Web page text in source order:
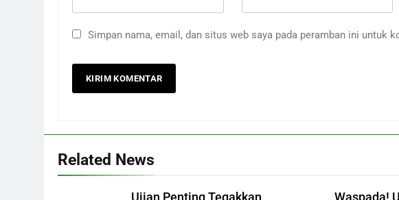
Simpan nama, email, dan situs web saya pada peramban ini untuk
Related News